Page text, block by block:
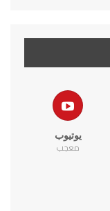
يوتيوب
معجب